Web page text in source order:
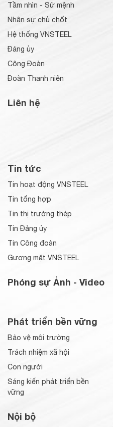
Tầm nhìn - Sứ mệnh
Nhân sự chủ chốt
Hệ thống VNSTEEL
Đảng ủy
Công Đoàn
Đoàn Thanh niên
Liên hệ
Tin tức
Tin hoạt động VNSTEEL
Tin tổng hợp
Tin thị trường thép
Tin Đảng ủy
Tin Công đoàn
Gương mặt VNSTEEL
Phóng sự Ảnh - Video
Phát triển bền vững
Bảo vệ môi trường
Trách nhiệm xã hội
Con người
Sáng kiến phát triển bền
vững
Nội bộ